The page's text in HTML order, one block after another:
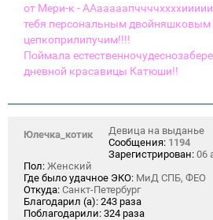
от Мери-к -
тебя персональным
цепкоприлипучим!!!!
Поймала
дневной красавицы Катюши!!
Юлечка_котик
Девица на выданье
Сообщения: 1194
Зарегистрирован: 06
Пол: Женский
Где было удачное ЭКО: МиД СПБ, ФЕО
Откуда: Санкт-Петербург
Благодарил (а): 243 раза
Поблагодарили: 324 раза